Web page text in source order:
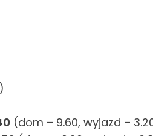
(dom – 9.60, wyjazd –